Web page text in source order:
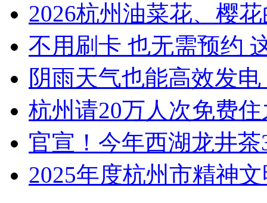
2026杭州油菜花、樱
不用刷卡 也无需预约
阴雨天气也能高效发
杭州请20万人次免费
官宣！今年西湖龙井
2025年度杭州市精神